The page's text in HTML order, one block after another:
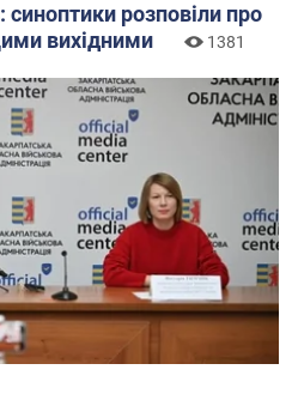
розповіли про
вихідними
1381